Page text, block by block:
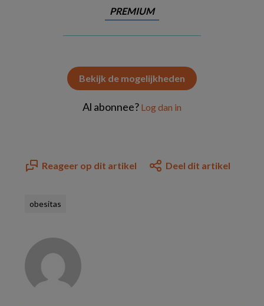
PREMIUM
Bekijk de mogelijkheden
Al abonnee? Log dan in
Reageer op dit artikel Deel dit artikel
obesitas